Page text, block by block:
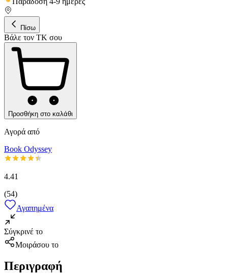
Πίσω
Βάλε τον ΤΚ σου
Προσθήκη στο καλάθι
Αγορά από
Book Odyssey
4.41
(54)
Αγαπημένα
Σύγκρινέ το
Μοιράσου το
Περιγραφή